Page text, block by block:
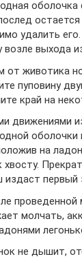
оболочка
удалить
возле выхода
от животика
пуповину
край на
движениями
оболочки
на
хвосту.
первый
молчать,
не дышит,